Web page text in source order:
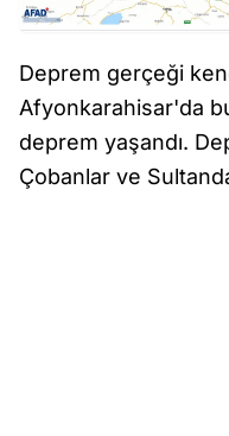
Deprem gerçeği
Afyonkarahisar'da
deprem yaşandı.
Çobanlar ve